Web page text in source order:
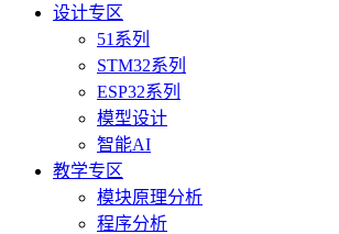
设计专区
51系列
STM32系列
ESP32系列
模型设计
智能AI
教学专区
模块原理分析
程序分析